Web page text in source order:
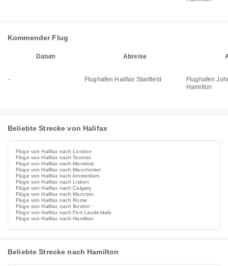
Kommender Flug
Datum Abreise
- Flughafen Halifax Stanfield
Flughafen
Hamilton
Beliebte Strecke von Halifax
Flüge von Halifax nach London
Flüge von Halifax nach Toronto
Flüge von Halifax nach Montreal
Flüge von Halifax nach Manchester
Flüge von Halifax nach Amsterdam
Flüge von Halifax nach Lisbon
Flüge von Halifax nach Calgary
Flüge von Halifax nach Moncton
Flüge von Halifax nach Rome
Flüge von Halifax nach Boston
Flüge von Halifax nach Fort Lauderdale
Flüge von Halifax nach Hamilton
Beliebte Strecke nach Hamilton